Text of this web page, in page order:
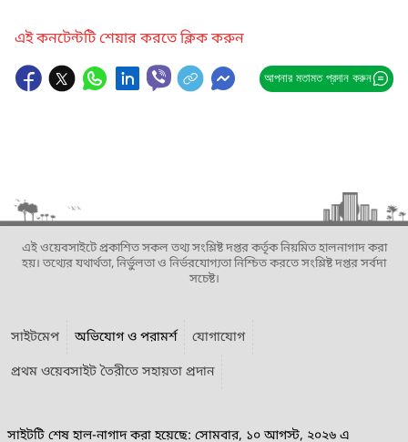
এই কনটেন্টটি শেয়ার করতে ক্লিক করুন
আপনার মতামত প্রদান করুন
এই ওয়েবসাইটে প্রকাশিত সকল তথ্য সংশ্লিষ্ট দপ্তর কর্তৃক নিয়মিত হালনাগাদ করা
হয়। তথ্যের যথার্থতা, নির্ভুলতা ও নির্ভরযোগ্যতা নিশ্চিত করতে সংশ্লিষ্ট দপ্তর সর্বদা
সচেষ্ট।
সাইটমেপ অভিযোগ ও পরামর্শ
যোগাযোগ
প্রথম ওয়েবসাইট তৈরীতে সহায়তা প্রদান
সাইটটি শেষ হাল-নাগাদ করা হয়েছে: সোমবার, ১০ আগস্ট, ২০২৬ এ